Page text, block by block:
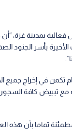
فعالية بمدينة غزة،
بأسر الجنود
تكمن في إخراج جميع
مع تبييض كافة السجون
تماما بأن هذه